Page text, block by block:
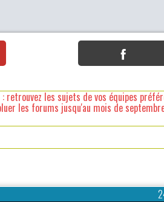
retrouvez les sujets de vos équipes
les forums jusqu'au mois de